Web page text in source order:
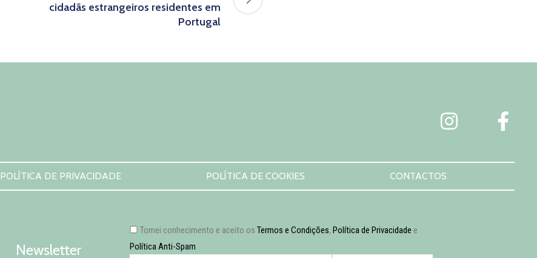
cidadãs estrangeiros residentes em
Portugal
POLÍTICA DE PRIVACIDADE POLÍTICA DE COOKIES CONTACTOS
Newsletter
Tomei conhecimento e aceito os Termos e Condições, Política de Privacidade e
Política Anti-Spam